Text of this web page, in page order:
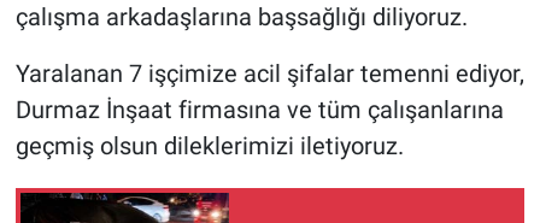
çalışma arkadaşlarına başsağlığı diliyoruz.
Yaralanan 7 işçimize acil şifalar temenni ediyor,
Durmaz İnşaat firmasına ve tüm çalışanlarına
geçmiş olsun dileklerimizi iletiyoruz.